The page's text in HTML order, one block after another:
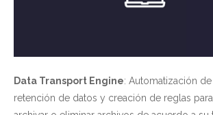
Data Transport Engine: Automatización
retención de datos y creación de reglas